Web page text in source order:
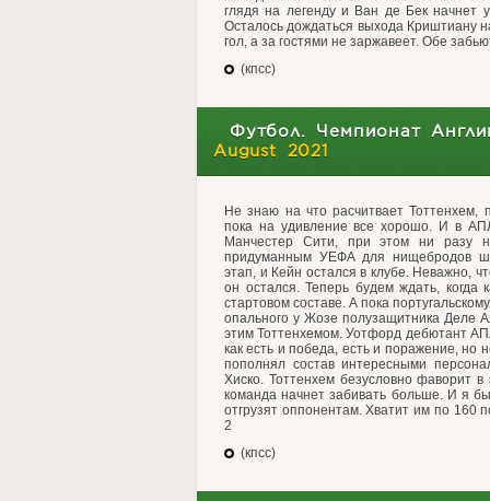
глядя на легенду и Ван де Бек начнет
Осталось дождаться выхода Криштиану
гол, а за гостями не заржавеет. Обе
(кпсс)
Футбол. Чемпионат
August 2021
Не знаю на что расчитвает Тоттенхем,
пока на удивление все хорошо. И в
Манчестер Сити, при этом ни разу
придуманным УЕФА для нищебродов
этап, и Кейн остался в клубе. Неважно,
он остался. Теперь будем ждать,
стартовом составе. А пока
опального у Жозе полузащитника Деле
этим Тоттенхемом. Уотфорд дебютант
как есть и победа, есть и поражение, но
пополнял состав интересными
Хиско. Тоттенхем безусловно фаворит
команда начнет забивать больше. И я
отгрузят оппонентам. Хватит им по 160
2
(кпсс)